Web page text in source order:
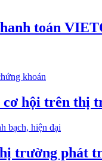
toán
cơ hội trên thị
trường phát